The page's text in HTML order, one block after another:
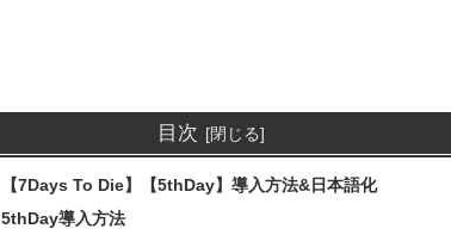
目次
【7Days To Die】【5thDay】導入方法&日本語化
5thDay導入方法